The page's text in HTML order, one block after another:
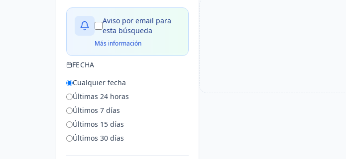
Aviso por email para
esta búsqueda
Más información
FECHA
Cualquier fecha
Últimas 24 horas
Últimos 7 días
Últimos 15 días
Últimos 30 días